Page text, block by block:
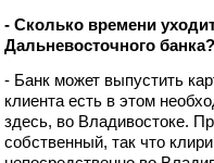
- Сколько времени
Дальневосточного банка?
- Банк может выпустить
клиента есть в этом
здесь, во Владивостоке.
собственный, так что